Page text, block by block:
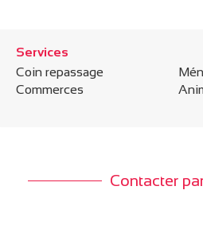
Services
Coin repassage
Commerces
Contacter